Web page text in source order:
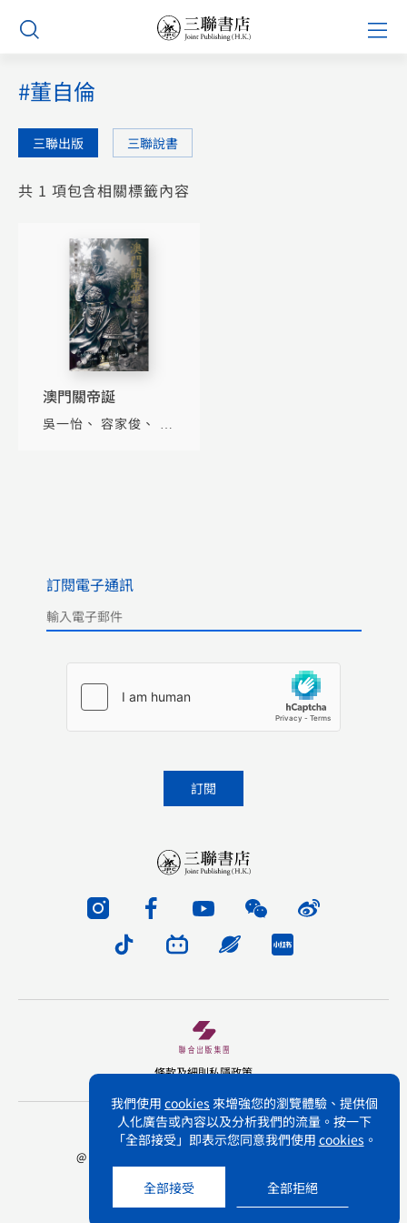
我們使用 cookies 來增強您的瀏覽體驗、提供個
人化廣告或內容以及分析我們的流量。按一下
「全部接受」即表示您同意我們使用 cookies 。
全部接受 全部拒絕
Skip
content
#董自倫
三聯出版 三聯說書
共 1 項包含相關標籤內容
澳門關帝誕
吳一怡 容家俊
董
訂閱電子通訊
版權所有 不得轉載 三聯書店(香港)有限公司
@ Joint Publishing (Hong Kong) Company Limited.
All rights reserved.
條款及細則私隱政策